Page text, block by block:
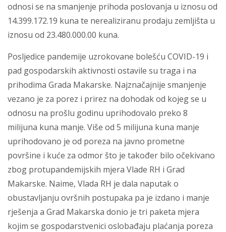
odnosi se na smanjenje prihoda poslovanja u iznosu od
14.399.172.19 kuna te nerealiziranu prodaju zemljišta u
iznosu od 23.480.000.00 kuna.
Posljedice pandemije uzrokovane bolešću COVID-19 i
pad gospodarskih aktivnosti ostavile su traga i na
prihodima Grada Makarske. Najznačajnije smanjenje
vezano je za porez i prirez na dohodak od kojeg se u
odnosu na prošlu godinu uprihodovalo preko 8
milijuna kuna manje. Više od 5 milijuna kuna manje
uprihodovano je od poreza na javno prometne
površine i kuće za odmor što je također bilo očekivano
zbog protupandemijskih mjera Vlade RH i Grad
Makarske. Naime, Vlada RH je dala naputak o
obustavljanju ovršnih postupaka pa je izdano i manje
rješenja a Grad Makarska donio je tri paketa mjera
kojim se gospodarstvenici oslobađaju plaćanja poreza